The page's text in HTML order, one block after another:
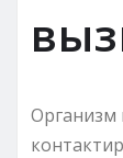
Организм